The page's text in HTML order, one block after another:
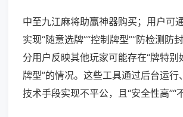
中至九江麻将助赢神器购买；用户可
实现“随意选牌”“控制牌型”“防检测防
分用户反映其他玩家可能存在“牌特别
牌型”的情况。这些工具通过后台运行
技术手段实现不平公，且“安全性高”“